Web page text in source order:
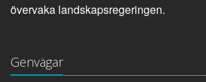
övervaka landskapsregeringen.
Genvägar